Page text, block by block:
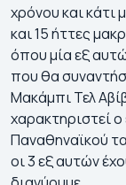
χρόνου και κάτι
και 15 ήττες
όπου μία εξ
που θα
Μακάμπι Τελ
χαρακτηριστεί
Παναθηναϊκού
οι 3 εξ αυτών